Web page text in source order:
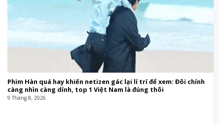
Phim Hàn quá hay khiến netizen gác lại lí trí để xem: Đôi chính
càng nhìn càng dính, top 1 Việt Nam là đúng thôi
9 Tháng 8, 2026